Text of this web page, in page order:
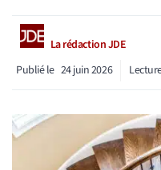
La rédaction JDE
Publié le 24 juin 2026